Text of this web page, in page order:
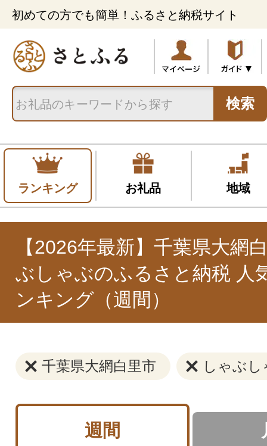
初めての方でも簡単！ふるさと納税サイト
検索
ランキング お礼品 地域
【2026年最新】千葉県大網
ぶしゃぶのふるさと納税 人
ンキング（週間）
千葉県大網白里市 しゃぶし
週間